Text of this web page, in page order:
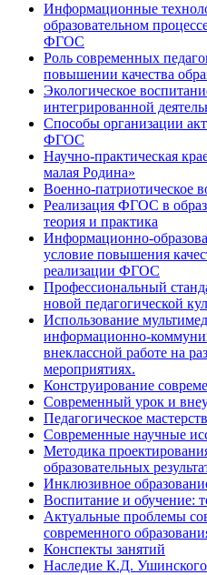
Информационные
образовательном
ФГОС
Роль современных
повышении качества
Экологическое
интегрированной
Способы организации
ФГОС
Научно-практическая
малая Родина»
Военно-патриотическое
Реализация ФГОС в
теория и практика
Информационно-
условие повышения
реализации ФГОС
Профессиональный
новой педагогической
Использование
информационно-
внеклассной работе на
мероприятиях.
Конструирование
Современный урок и
Педагогическое
Современные научные
Методика
образовательных
Инклюзивное
Воспитание и обучение:
Актуальные проблемы
современного
Конспекты занятий
Наследие К.Д. Ушинского